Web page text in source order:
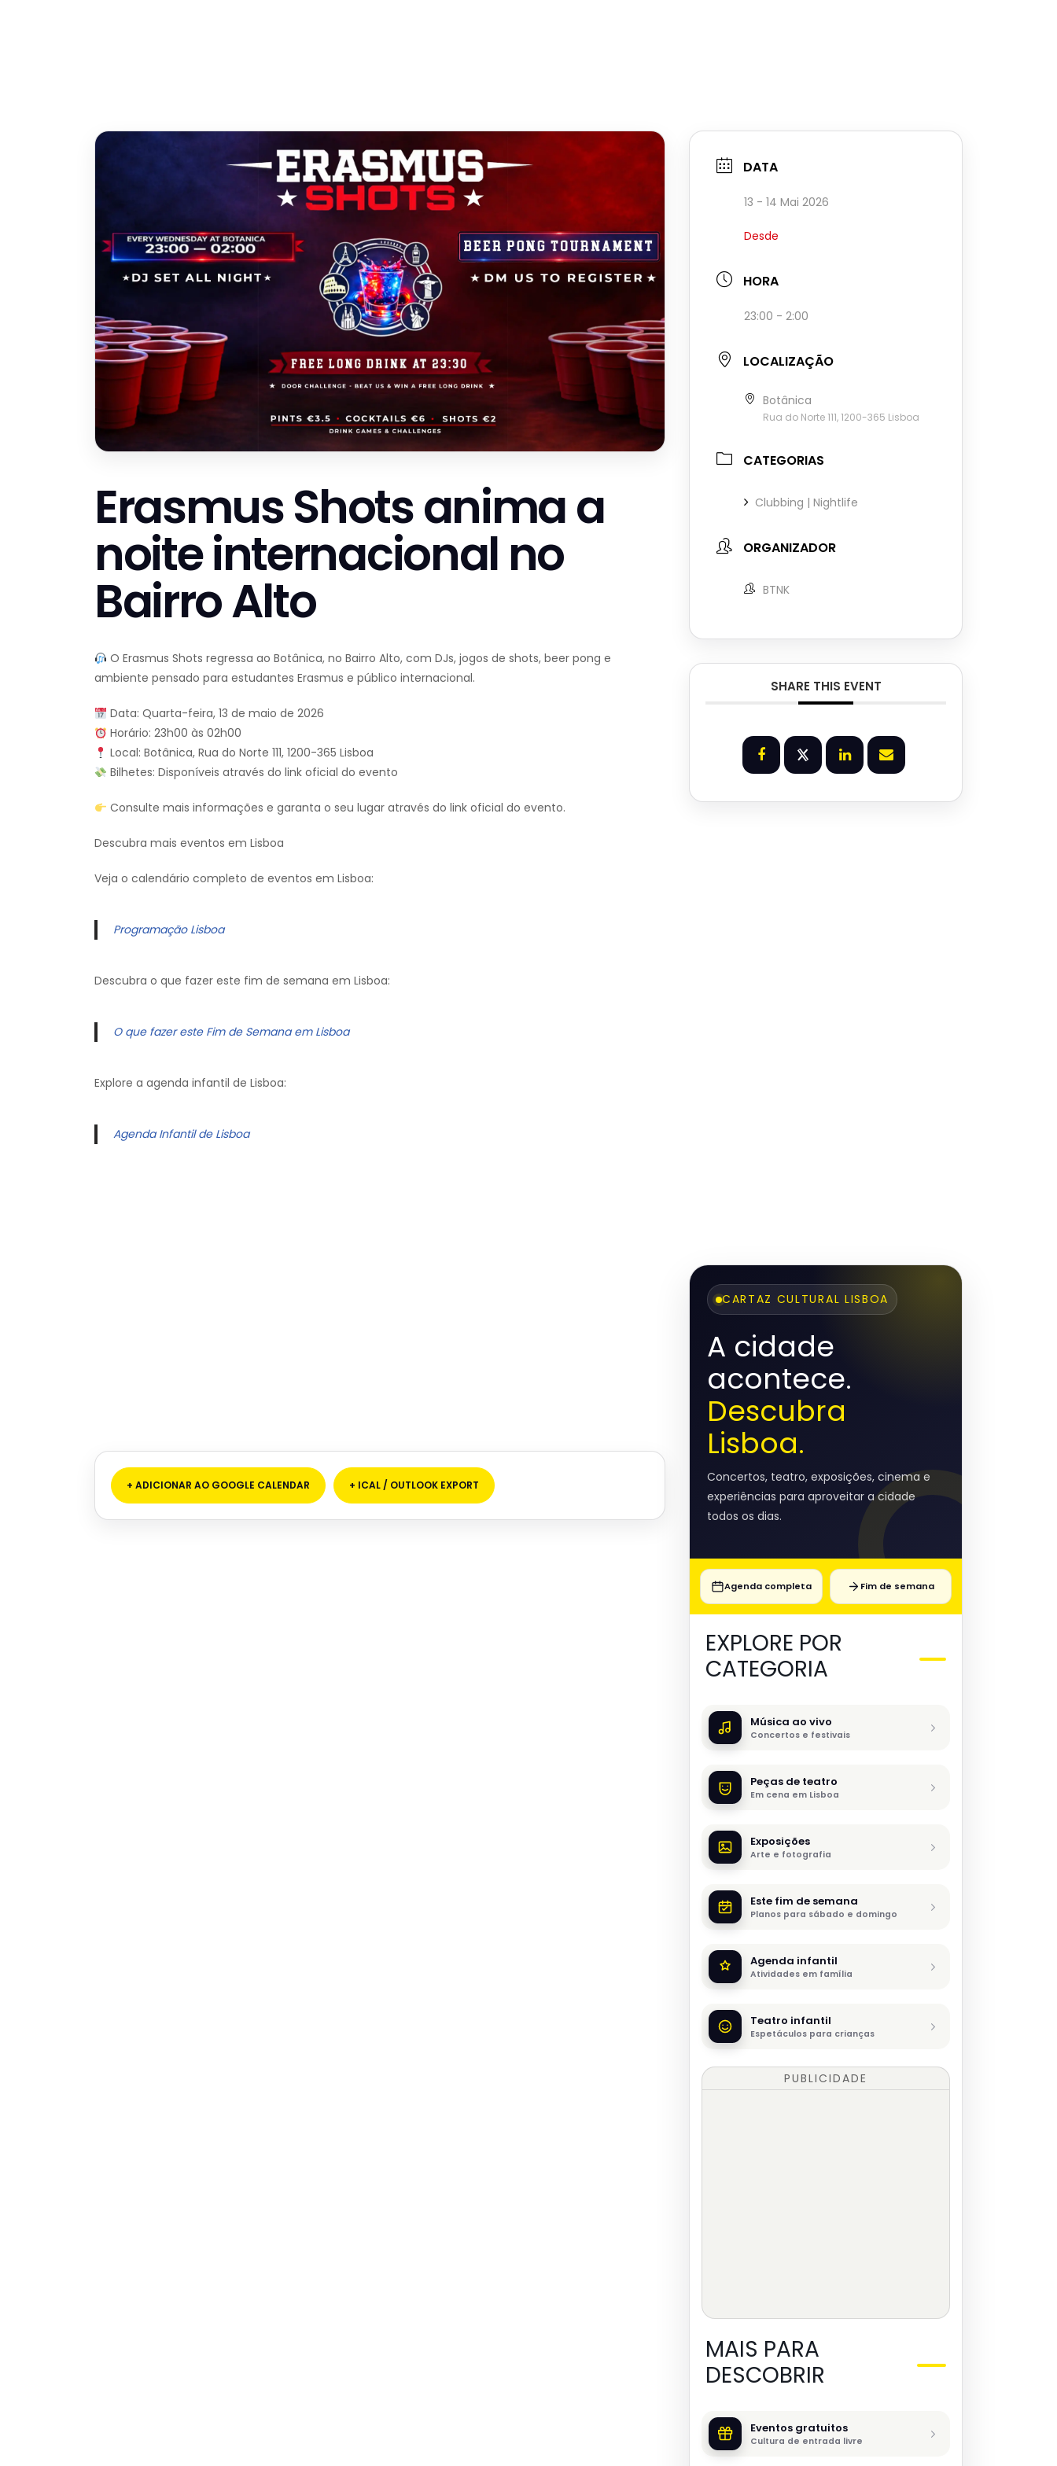
Erasmus Shots anima a
noite internacional no
Bairro Alto
O Erasmus Shots regressa ao Botânica, no Bairro Alto, com DJs, jogos de shots, beer pong e
ambiente pensado para estudantes Erasmus e público internacional.
Data: Quarta-feira, 13 de maio de 2026
Horário: 23h00 às 02h00
Local: Botânica, Rua do Norte 111, 1200-365 Lisboa
Bilhetes: Disponíveis através do link oficial do evento
Consulte mais informações e garanta o seu lugar através do link oficial do evento.
Descubra mais eventos em Lisboa
Veja o calendário completo de eventos em Lisboa:
Programação Lisboa
Descubra o que fazer este fim de semana em Lisboa:
O que fazer este Fim de Semana em Lisboa
Explore a agenda infantil de Lisboa:
Agenda Infantil de Lisboa
+ ADICIONAR AO GOOGLE CALENDAR + ICAL / OUTLOOK EXPORT
DATA
13 - 14 Mai 2026
Desde
HORA
23:00 - 2:00
LOCALIZAÇÃO
Botânica
Rua do Norte 111, 1200-365 Lisboa
CATEGORIAS
Clubbing | Nightlife
ORGANIZADOR
BTNK
SHARE THIS EVENT
CARTAZ CULTURAL LISBOA
A cidade
acontece.
Descubra
Lisboa.
Concertos, teatro, exposições, cinema e
experiências para aproveitar a cidade
todos os dias.
Agenda completa Fim de semana
EXPLORE POR
CATEGORIA
Música ao vivo
Concertos e festivais
Peças de teatro
Em cena em Lisboa
Exposições
Arte e fotografia
Este fim de semana
Planos para sábado e domingo
Agenda infantil
Atividades em família
Teatro infantil
Espetáculos para crianças
PUBLICIDADE
MAIS PARA
DESCOBRIR
Eventos gratuitos
Cultura de entrada livre